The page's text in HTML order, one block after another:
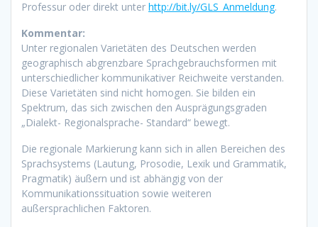
Professur oder direkt unter http://bit.ly/GLS_Anmeldung.
Kommentar:
Unter regionalen Varietäten des Deutschen werden
geographisch abgrenzbare Sprachgebrauchsformen mit
unterschiedlicher kommunikativer Reichweite verstanden.
Diese Varietäten sind nicht homogen. Sie bilden ein
Spektrum, das sich zwischen den Ausprägungsgraden
„Dialekt- Regionalsprache- Standard“ bewegt.
Die regionale Markierung kann sich in allen Bereichen des
Sprachsystems (Lautung, Prosodie, Lexik und Grammatik,
Pragmatik) äußern und ist abhängig von der
Kommunikationssituation sowie weiteren
außersprachlichen Faktoren.